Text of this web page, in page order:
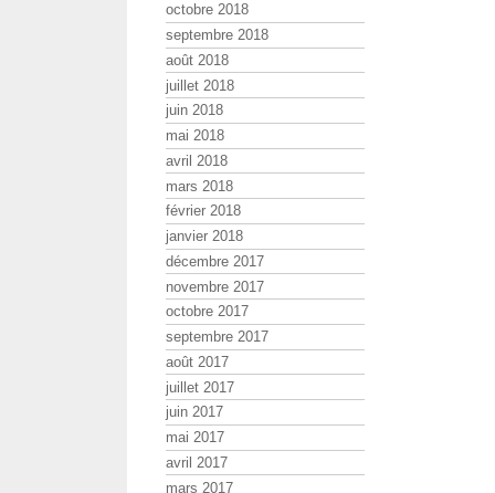
octobre 2018
septembre 2018
août 2018
juillet 2018
juin 2018
mai 2018
avril 2018
mars 2018
février 2018
janvier 2018
décembre 2017
novembre 2017
octobre 2017
septembre 2017
août 2017
juillet 2017
juin 2017
mai 2017
avril 2017
mars 2017